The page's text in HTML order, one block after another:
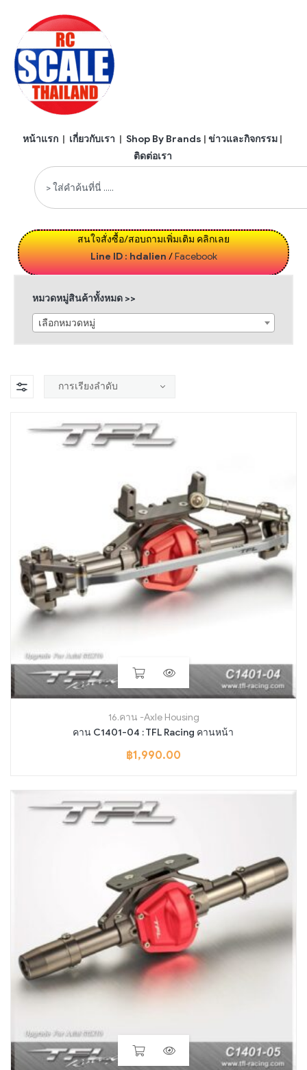
หน้าแรก | เกี่ยวกับเรา | Shop By Brands | ข่าวและกิจกรรม |
ติดต่อเรา
สนใจสั่งซื้อ/สอบถามเพิ่มเติม คลิกเลย
Line ID : hdalien/Facebook
หมวดหมู่สินค้าทั้งหมด >>
เลือกหมวดหมู่
16.คาน -Axle Housing
คาน C1401-04 : TFL Racing คานหน้า
฿1,990.00